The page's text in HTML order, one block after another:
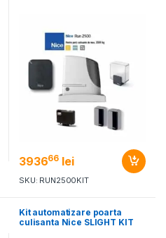
393666 lei
SKU: RUN2500KIT
Kit automatizare poarta
culisanta Nice SLIGHT KIT